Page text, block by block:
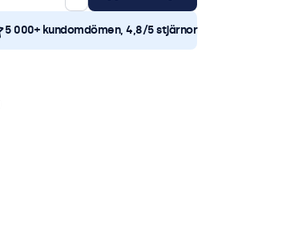
5 000+ kundomdömen, 4,8/5 stjärnor